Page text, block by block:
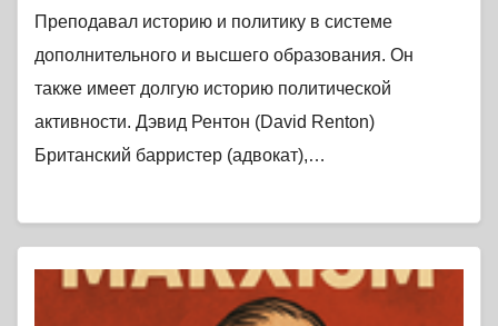
Преподавал историю и политику в системе
дополнительного и высшего образования. Он
также имеет долгую историю политической
активности. Дэвид Рентон (David Renton)
Британский барристер (адвокат),…